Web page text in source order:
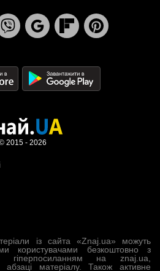
із сайта «Znaj.ua» можуть
користувачами безкоштовно з
гіперпосиланням на znaj.ua,
матеріалу. Також активне
2015 - 2026